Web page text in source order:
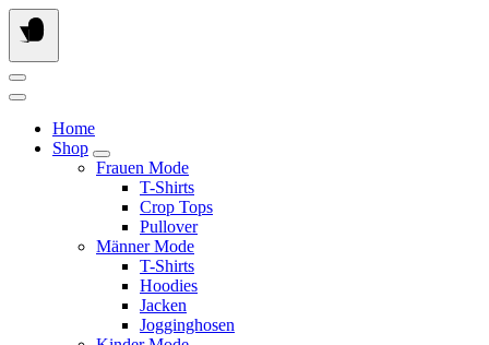
Springe
zum
Inhalt
Home
Shop
Frauen Mode
T-Shirts
Crop Tops
Pullover
Männer Mode
T-Shirts
Hoodies
Jacken
Jogginghosen